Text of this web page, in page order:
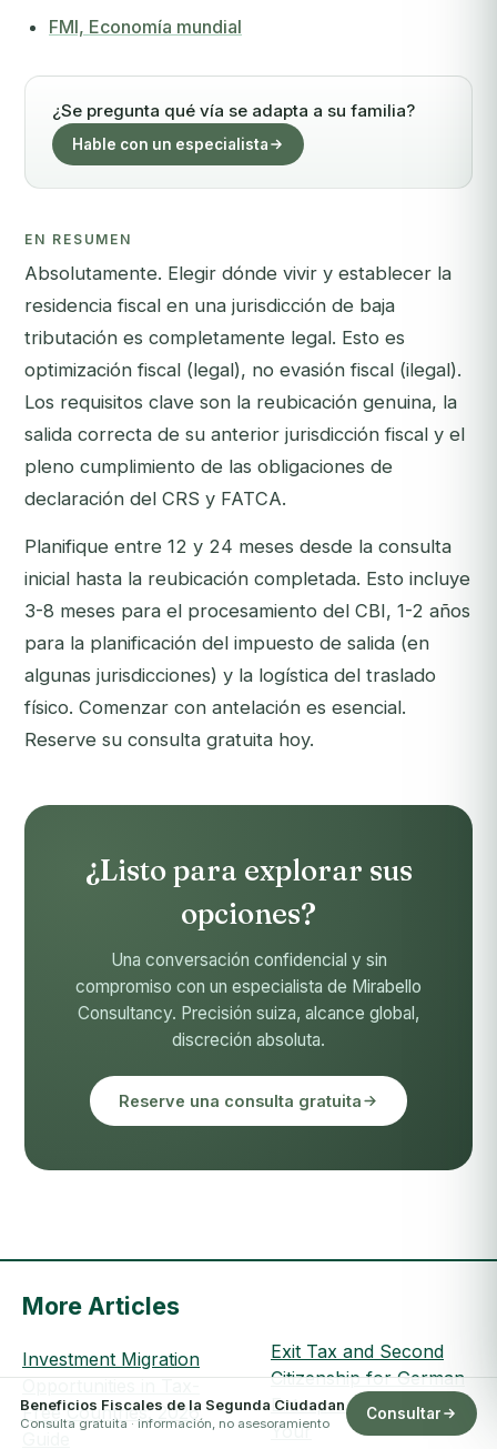
FMI, Economía mundial
¿Se pregunta qué vía se adapta a su familia?
Hable con un especialista
EN RESUMEN
Absolutamente. Elegir dónde vivir y establecer la
residencia fiscal en una jurisdicción de baja
tributación es completamente legal. Esto es
optimización fiscal (legal), no evasión fiscal (ilegal).
Los requisitos clave son la reubicación genuina, la
salida correcta de su anterior jurisdicción fiscal y el
pleno cumplimiento de las obligaciones de
declaración del CRS y FATCA.
Planifique entre 12 y 24 meses desde la consulta
inicial hasta la reubicación completada. Esto incluye
3-8 meses para el procesamiento del CBI, 1-2 años
para la planificación del impuesto de salida (en
algunas jurisdicciones) y la logística del traslado
físico. Comenzar con antelación es esencial.
Reserve su consulta gratuita hoy.
¿Listo para explorar sus
opciones?
Una conversación confidencial y sin
compromiso con un especialista de Mirabello
Consultancy. Precisión suiza, alcance global,
discreción absoluta.
Reserve una consulta gratuita
Beneficios Fiscales de la Segunda Ciudadan
Consulta gratuita · información, no asesoramiento
Consultar
More Articles
Investment Migration
Opportunities in Tax-
Free Countries: 2026
Exit Tax and Second
Citizenship for German
Entrepreneurs 2026:
Your